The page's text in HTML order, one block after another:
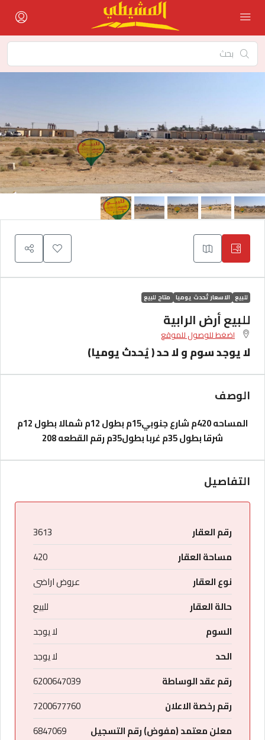
للبيع الاسعار تُحدث يوميا متاح للبيع
للبيع أرض الرابية
اضغط للوصول للموقع
لا يوجد سوم و لا حد ( يُحدث يوميا)
الوصف
المساحه 420م شارع جنوبي15م بطول 12م شمالا بطول 12م
شرقا بطول 35م غربا بطول35م رقم القطعه 208
التفاصيل
رقم العقار
3613
مساحة العقار
420
نوع العقار
عروض اراضى
حالة العقار
للبيع
السوم
لا يوجد
الحد
لا يوجد
رقم عقد الوساطة
6200647039
رقم رخصة الاعلان
7200677760
معلن معتمد (مفوض) رقم التسجيل
6847069